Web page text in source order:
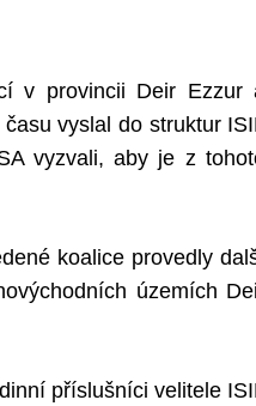
v provincii Deir Ezzur
vyslal do struktur
vyzvali, aby je z
koalice provedly
územích
příslušníci velitele